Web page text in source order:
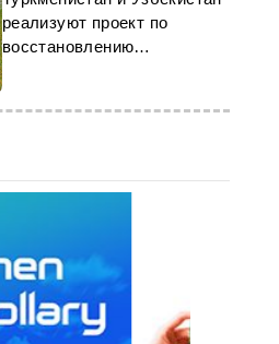
реализуют проект по
восстановлению
дикорастущей ферулы